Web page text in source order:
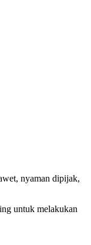
nyaman dipijak,
untuk melakukan